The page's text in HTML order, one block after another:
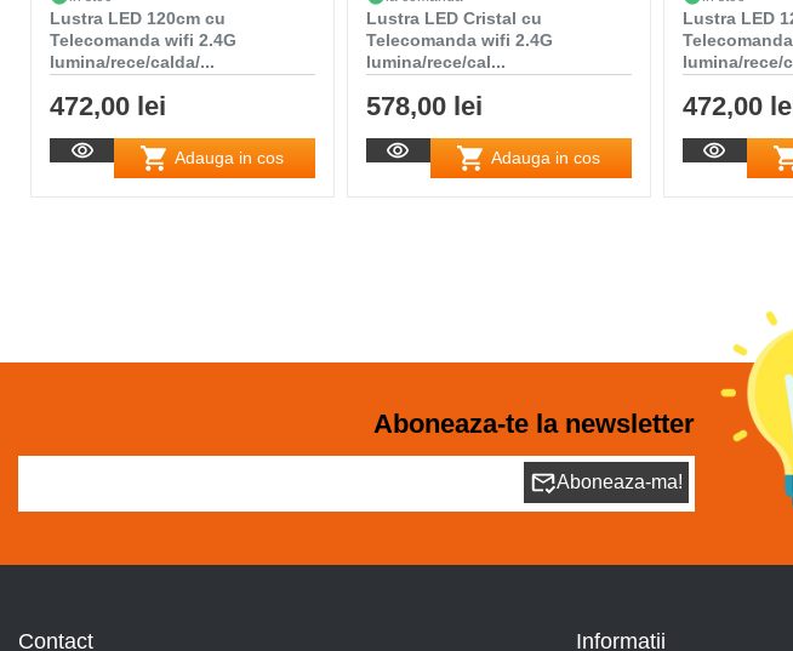
Lustra LED 120cm cu
Telecomanda wifi 2.4G
lumina/rece/calda/...
472,00 lei
Adauga in cos
Lustra LED Cristal cu
Telecomanda wifi 2.4G
lumina/rece/cal...
578,00 lei
Adauga in cos
Lustra LED
lumina/rece/
472,00
Aboneaza-te la newsletter
Aboneaza-ma!
Contact Informatii